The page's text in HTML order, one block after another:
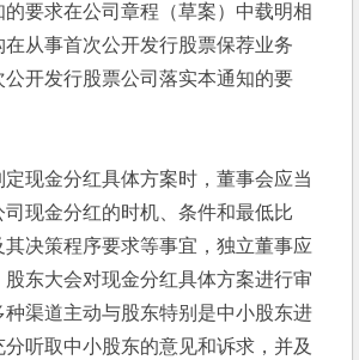
要求在公司章程（草案）中载明相
从事首次公开发行股票保荐业务
公开发行股票公司落实本通知的要
现金分红具体方案时，董事会应当
现金分红的时机、条件和最低比
决策程序要求等事宜，独立董事应
东大会对现金分红具体方案进行审
渠道主动与股东特别是中小股东进
听取中小股东的意见和诉求，并及